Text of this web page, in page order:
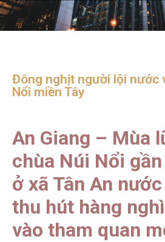
Đông nghịt người lội nước
Nổi miền Tây
An Giang – Mùa
chùa Núi Nổi
ở xã Tân An
thu hút hàng
vào tham quan